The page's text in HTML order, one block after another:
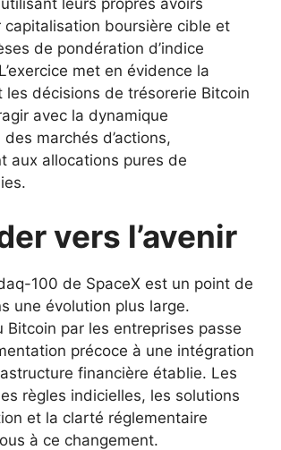
leurs propres avoirs
capitalisation boursière cible et
de pondération d’indice
met en évidence la
les décisions de trésorerie Bitcoin
avec la dynamique
marchés d’actions,
aux allocations pures de
vers l’avenir
100 de SpaceX est un point de
une évolution plus large.
Bitcoin par les entreprises passe
précoce à une intégration
financière établie. Les
règles indicielles, les solutions
et la clarté réglementaire
à ce changement.